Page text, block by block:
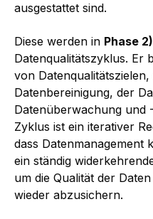
ausgestattet sind.
Diese werden in Phase 2)
Datenqualitätszyklus. Er
von
Datenbereinigung, der
Datenüberwachung und
Zyklus ist ein iterativer
dass Datenmanagement
ein ständig
um die Qualität der
wieder abzusichern.